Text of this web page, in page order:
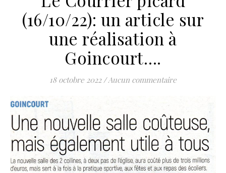
(16/10/22): un article sur
une réalisation à
Goincourt….
18 octobre 2022 /Aucun commentaire